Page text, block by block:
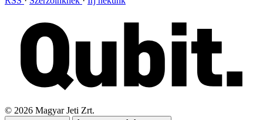
© 2026 Magyar Jeti Zrt.